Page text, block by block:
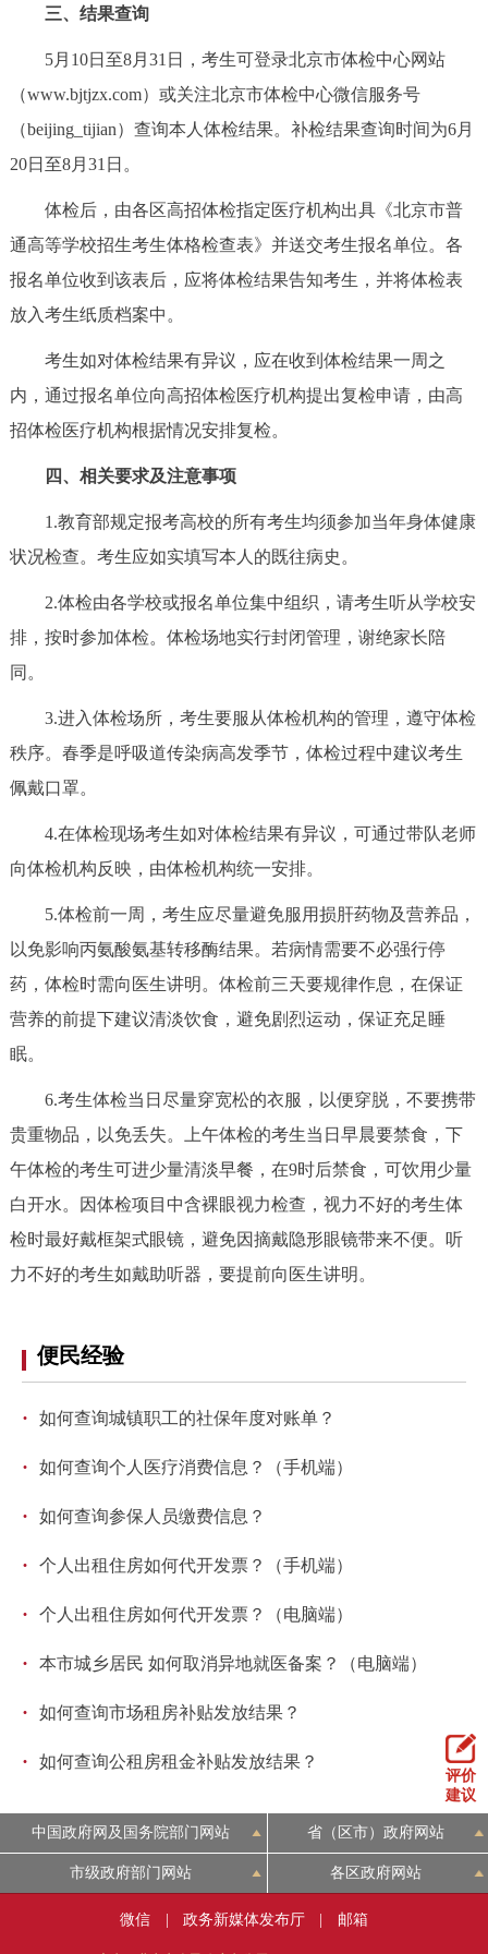
三、结果查询
5月10日至8月31日，考生可登录北京市体检中心网站
（www.bjtjzx.com）或关注北京市体检中心微信服务号
（beijing_tijian）查询本人体检结果。补检结果查询时间为6月
20日至8月31日。
体检后，由各区高招体检指定医疗机构出具《北京市普
通高等学校招生考生体格检查表》并送交考生报名单位。各
报名单位收到该表后，应将体检结果告知考生，并将体检表
放入考生纸质档案中。
考生如对体检结果有异议，应在收到体检结果一周之
内，通过报名单位向高招体检医疗机构提出复检申请，由高
招体检医疗机构根据情况安排复检。
四、相关要求及注意事项
1.教育部规定报考高校的所有考生均须参加当年身体健康
状况检查。考生应如实填写本人的既往病史。
2.体检由各学校或报名单位集中组织，请考生听从学校安
排，按时参加体检。体检场地实行封闭管理，谢绝家长陪
同。
3.进入体检场所，考生要服从体检机构的管理，遵守体检
秩序。春季是呼吸道传染病高发季节，体检过程中建议考生
佩戴口罩。
4.在体检现场考生如对体检结果有异议，可通过带队老师
向体检机构反映，由体检机构统一安排。
5.体检前一周，考生应尽量避免服用损肝药物及营养品，
以免影响丙氨酸氨基转移酶结果。若病情需要不必强行停
药，体检时需向医生讲明。体检前三天要规律作息，在保证
营养的前提下建议清淡饮食，避免剧烈运动，保证充足睡
眠。
6.考生体检当日尽量穿宽松的衣服，以便穿脱，不要携带
贵重物品，以免丢失。上午体检的考生当日早晨要禁食，下
午体检的考生可进少量清淡早餐，在9时后禁食，可饮用少量
白开水。因体检项目中含裸眼视力检查，视力不好的考生体
检时最好戴框架式眼镜，避免因摘戴隐形眼镜带来不便。听
力不好的考生如戴助听器，要提前向医生讲明。
便民经验
· 如何查询城镇职工的社保年度对账单？
· 如何查询个人医疗消费信息？（手机端）
· 如何查询参保人员缴费信息？
· 个人出租住房如何代开发票？（手机端）
· 个人出租住房如何代开发票？（电脑端）
· 本市城乡居民 如何取消异地就医备案？（电脑端）
· 如何查询市场租房补贴发放结果？
· 如何查询公租房租金补贴发放结果？
评价
建议
中国政府网及国务院部门网站 省（区市）政府网站
市级政府部门网站 各区政府网站
微信 政务新媒体发布厅 邮箱